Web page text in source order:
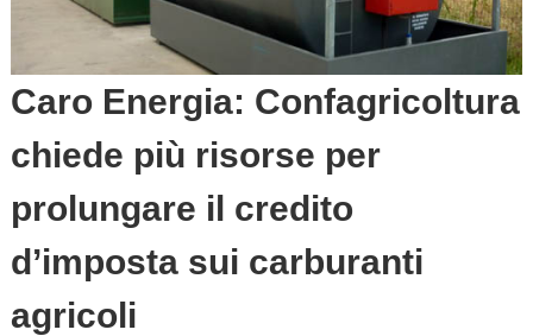
Caro Energia: Confagricoltura
chiede più risorse per
prolungare il credito
d’imposta sui carburanti
agricoli